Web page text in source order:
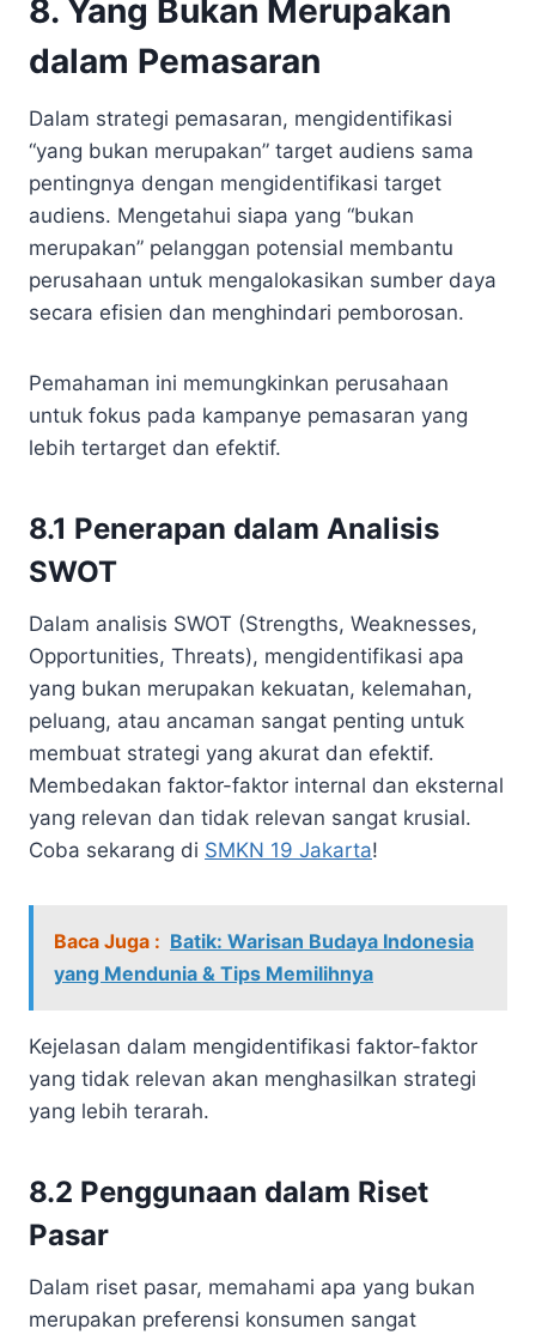
8. Yang Bukan Merupakan
dalam Pemasaran
Dalam strategi pemasaran, mengidentifikasi
“yang bukan merupakan” target audiens sama
pentingnya dengan mengidentifikasi target
audiens. Mengetahui siapa yang “bukan
merupakan” pelanggan potensial membantu
perusahaan untuk mengalokasikan sumber daya
secara efisien dan menghindari pemborosan.
Pemahaman ini memungkinkan perusahaan
untuk fokus pada kampanye pemasaran yang
lebih tertarget dan efektif.
8.1 Penerapan dalam Analisis
SWOT
Dalam analisis SWOT (Strengths, Weaknesses,
Opportunities, Threats), mengidentifikasi apa
yang bukan merupakan kekuatan, kelemahan,
peluang, atau ancaman sangat penting untuk
membuat strategi yang akurat dan efektif.
Membedakan faktor-faktor internal dan eksternal
yang relevan dan tidak relevan sangat krusial.
Coba sekarang di SMKN 19 Jakarta!
Baca Juga : Batik: Warisan Budaya Indonesia
yang Mendunia & Tips Memilihnya
Kejelasan dalam mengidentifikasi faktor-faktor
yang tidak relevan akan menghasilkan strategi
yang lebih terarah.
8.2 Penggunaan dalam Riset
Pasar
Dalam riset pasar, memahami apa yang bukan
merupakan preferensi konsumen sangat